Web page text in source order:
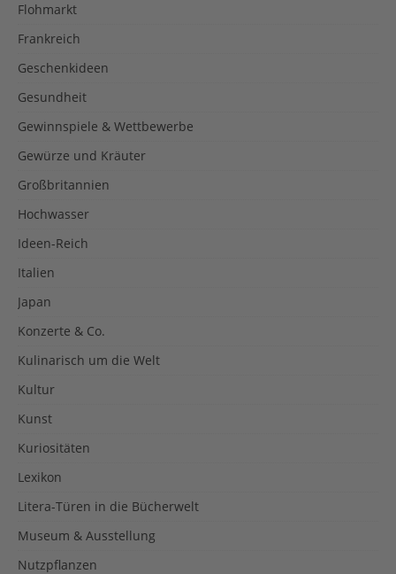
Flohmarkt
Frankreich
Geschenkideen
Gesundheit
Gewinnspiele & Wettbewerbe
Gewürze und Kräuter
Großbritannien
Hochwasser
Ideen-Reich
Italien
Japan
Konzerte & Co.
Kulinarisch um die Welt
Kultur
Kunst
Kuriositäten
Lexikon
Litera-Türen in die Bücherwelt
Museum & Ausstellung
Nutzpflanzen